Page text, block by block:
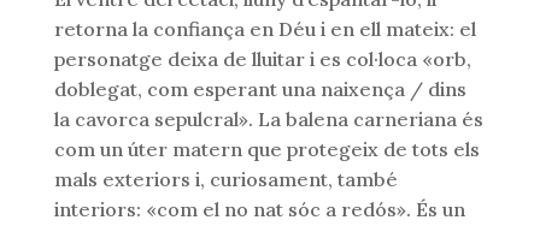
retorna la confiança en Déu i en ell mateix: el
personatge deixa de lluitar i es col·loca «orb,
doblegat, com esperant una naixença / dins
la cavorca sepulcral». La balena carneriana és
com un úter matern que protegeix de tots els
mals exteriors i, curiosament, també
interiors: «com el no nat sóc a redós». És un